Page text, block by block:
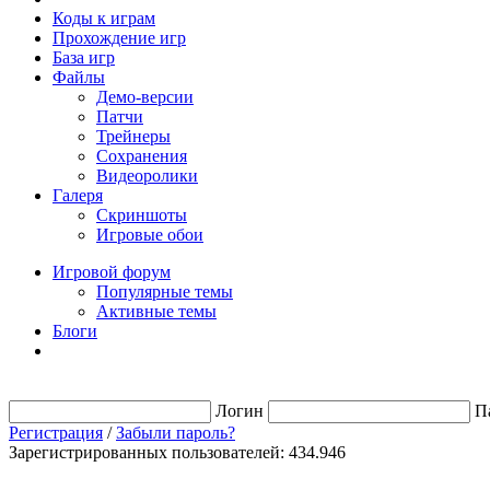
Коды к играм
Прохождение игр
База игр
Файлы
Демо-версии
Патчи
Трейнеры
Сохранения
Видеоролики
Галеря
Скриншоты
Игровые обои
Игровой форум
Популярные темы
Активные темы
Блоги
Логин
Регистрация /Забыли пароль?
Зарегистрированных пользователей: 434.946